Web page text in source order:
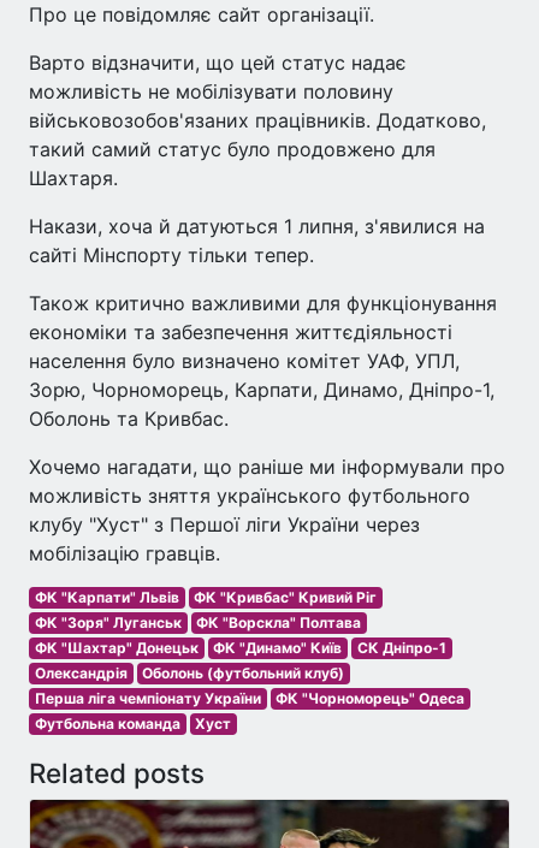
Про це повідомляє сайт організації.
Варто відзначити, що цей статус надає
можливість не мобілізувати половину
військовозобов'язаних працівників. Додатково,
такий самий статус було продовжено для
Шахтаря.
Накази, хоча й датуються 1 липня, з'явилися на
сайті Мінспорту тільки тепер.
Також критично важливими для функціонування
економіки та забезпечення життєдіяльності
населення було визначено комітет УАФ, УПЛ,
Зорю, Чорноморець, Карпати, Динамо, Дніпро-1,
Оболонь та Кривбас.
Хочемо нагадати, що раніше ми інформували про
можливість зняття українського футбольного
клубу "Хуст" з Першої ліги України через
мобілізацію гравців.
ФК "Карпати" Львів
ФК "Кривбас" Кривий Ріг
ФК "Зоря" Луганськ
ФК "Ворскла" Полтава
ФК "Шахтар" Донецьк
ФК "Динамо" Київ
СК Дніпро-1
Олександрія
Оболонь (футбольний клуб)
Перша ліга чемпіонату України
ФК "Чорноморець" Одеса
Футбольна команда
Хуст
Related posts